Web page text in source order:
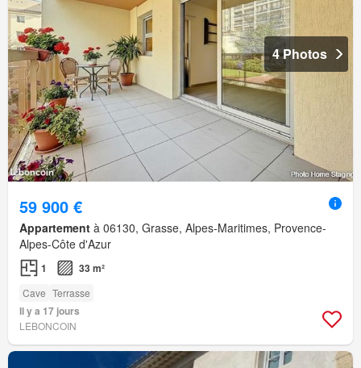
4 Photos
59 900 €
Appartement à 06130, Grasse, Alpes-Maritimes, Provence-
Alpes-Côte d'Azur
1 33 m²
Cave Terrasse
Il y a 17 jours
LEBONCOIN